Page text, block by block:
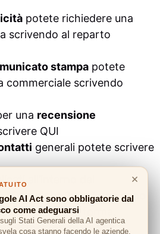
potete richiedere una
scrivendo al reparto
stampa potete
commerciale scrivendo
una recensione
QUI
generali potete scrivere
all’interno del
“Copyright 2024” non sono
in nessuna forma,
inserendo un link
×
AI Act sono obbligatorie dal
come adeguarsi
sugli Stati Generali della AI agentica
cosa stanno facendo le aziende.